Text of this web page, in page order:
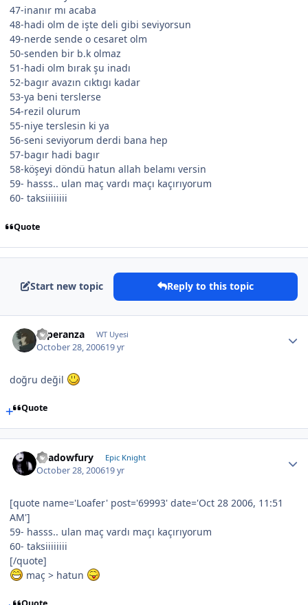
47-inanır mı acaba
48-hadi olm de işte deli gibi seviyorsun
49-nerde sende o cesaret olm
50-senden bir b.k olmaz
51-hadi olm bırak şu inadı
52-bagır avazın cıktıgı kadar
53-ya beni terslerse
54-rezil olurum
55-niye terslesin ki ya
56-seni seviyorum derdi bana hep
57-bagır hadi bagır
58-köşeyi döndü hatun allah belamı versin
59- hasss.. ulan maç vardı maçı kaçırıyorum
60- taksiiiiiiii
Quote
Start new topic Reply to this topic
Esperanza WT Uyesi
October 28, 200619 yr
doğru değil
Quote
Shadowfury Epic Knight
October 28, 200619 yr
[quote name='Loafer' post='69993' date='Oct 28 2006, 11:51
AM']
59- hasss.. ulan maç vardı maçı kaçırıyorum
60- taksiiiiiiii
[/quote]
maç > hatun